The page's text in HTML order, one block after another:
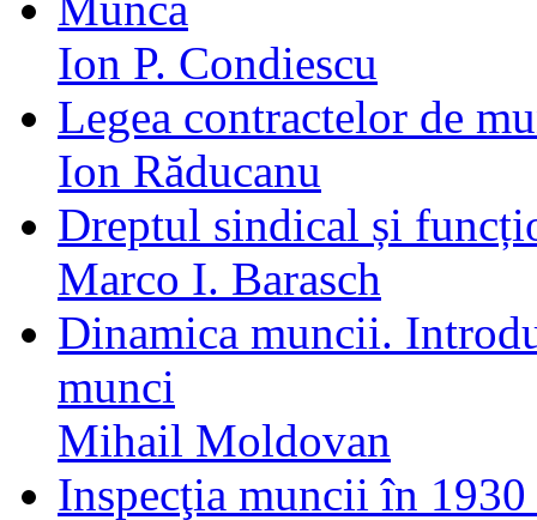
Ion P. Condiescu
Legea contractelor de
Ion Răducanu
Dreptul sindical și
Marco I. Barasch
Dinamica muncii.
munci
Mihail Moldovan
Inspecţia muncii în